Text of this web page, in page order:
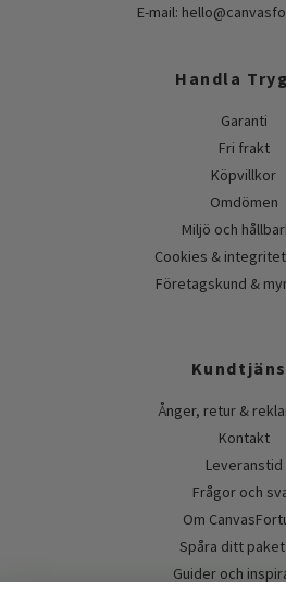
E-mail:
Handla
Garanti
Fri frakt
Köpvillkor
Omdömen
Miljö och
Cookies &
Företagskund &
Ånger, retur &
Kontakt
Leveranstid
Frågor och
Om
Spåra ditt
Guider och